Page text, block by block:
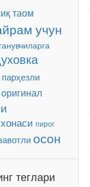
таом
учун
парҳезли
оригинал
пирог
осон
теглари